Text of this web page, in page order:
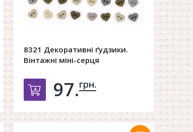
8321 Декоративні ґудзики.
Вінтажні міні-серця
Добавить в корзину
97.грн.